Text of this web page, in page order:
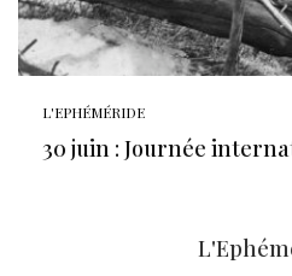
L'EPHÉMÉRIDE
30 juin : Journée